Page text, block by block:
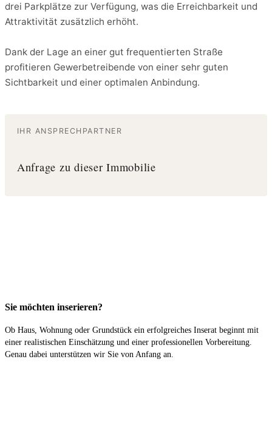
drei Parkplätze zur Verfügung, was die Erreichbarkeit und
Attraktivität zusätzlich erhöht.
Dank der Lage an einer gut frequentierten Straße
profitieren Gewerbetreibende von einer sehr guten
Sichtbarkeit und einer optimalen Anbindung.
IHR ANSPRECHPARTNER
Anfrage zu dieser Immobilie
Sie möchten inserieren?
Ob Haus, Wohnung oder Grundstück ein erfolgreiches Inserat beginnt mit
einer realistischen Einschätzung und einer professionellen Vorbereitung.
Genau dabei unterstützen wir Sie von Anfang an.